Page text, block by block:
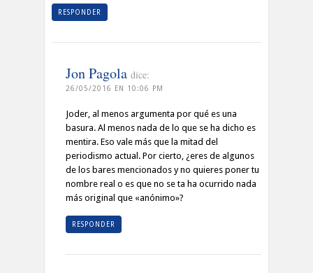
RESPONDER
Jon Pagola dice:
26/05/2016 EN 10:06 PM
Joder, al menos argumenta por qué es una
basura. Al menos nada de lo que se ha dicho es
mentira. Eso vale más que la mitad del
periodismo actual. Por cierto, ¿eres de algunos
de los bares mencionados y no quieres poner tu
nombre real o es que no se ta ha ocurrido nada
más original que «anónimo»?
RESPONDER